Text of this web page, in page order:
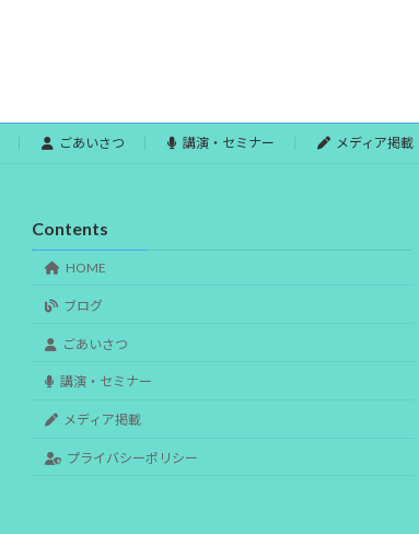
ごあいさつ 講演・セミナー メディア掲載
Contents
HOME
ブログ
ごあいさつ
講演・セミナー
メディア掲載
プライバシーポリシー